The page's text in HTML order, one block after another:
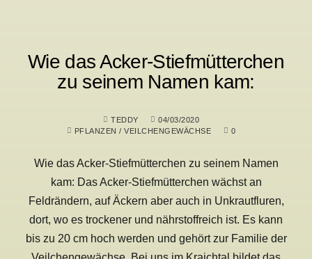
Wie das Acker-Stiefmütterchen
zu seinem Namen kam:
TEDDY
04/03/2020
PFLANZEN /VEILCHENGEWÄCHSE 0
Wie das Acker-Stiefmütterchen zu seinem Namen
kam: Das Acker-Stiefmütterchen wächst an
Feldrändern, auf Äckern aber auch in Unkrautfluren,
dort, wo es trockener und nährstoffreich ist. Es kann
bis zu 20 cm hoch werden und gehört zur Familie der